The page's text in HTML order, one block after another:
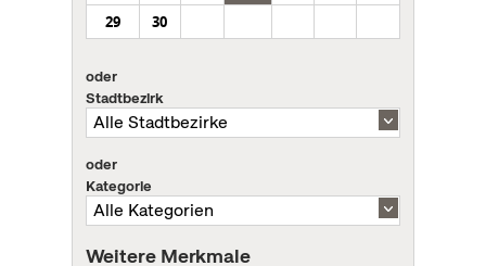
29
30
oder
Stadtbezirk
oder
Kategorie
Weitere Merkmale